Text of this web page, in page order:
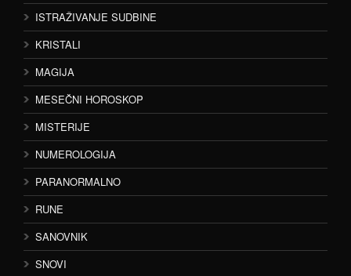
ISTRAŽIVANJE SUDBINE
KRISTALI
MAGIJA
MESEČNI HOROSKOP
MISTERIJE
NUMEROLOGIJA
PARANORMALNO
RUNE
SANOVNIK
SNOVI